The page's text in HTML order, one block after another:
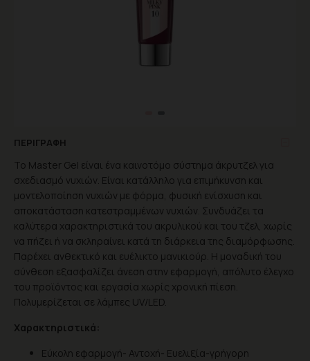
ΠΕΡΙΓΡΑΦΉ
Το Master Gel είναι ένα καινοτόμο σύστημα άκρυτζελ για
σχεδιασμό νυχιών. Είναι κατάλληλο για επιμήκυνση και
μοντελοποίηση νυχιών με φόρμα, φυσική ενίσχυση και
αποκατάσταση κατεστραμμένων νυχιών. Συνδυάζει τα
καλύτερα χαρακτηριστικά του ακρυλικού και του τζελ, χωρίς
να πήζει ή να σκληραίνει κατά τη διάρκεια της διαμόρφωσης.
Παρέχει ανθεκτικό και ευέλικτο μανικιούρ. Η μοναδική του
σύνθεση εξασφαλίζει άνεση στην εφαρμογή, απόλυτο έλεγχο
του προϊόντος και εργασία χωρίς χρονική πίεση.
Πολυμερίζεται σε λάμπες UV/LED.
Χαρακτηριστικά:
Εύκολη εφαρμογή- Αντοχή- Ευελιξία-γρήγορη